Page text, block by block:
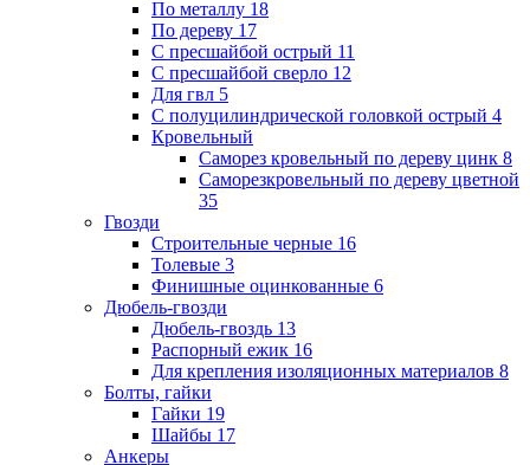
По металлу 18
По дереву 17
С пресшайбой острый 11
С пресшайбой сверло 12
Для гвл 5
С полуцилиндрической головкой острый 4
Кровельный
Саморез кровельный по дереву цинк 8
Саморезкровельный по дереву цветной
35
Гвозди
Строительные черные 16
Толевые 3
Финишные оцинкованные 6
Дюбель-гвозди
Дюбель-гвоздь 13
Распорный ежик 16
Для крепления изоляционных материалов 8
Болты, гайки
Гайки 19
Шайбы 17
Анкеры